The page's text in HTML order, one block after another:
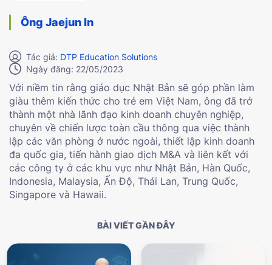
Ông Jaejun In
Tác giả: DTP Education Solutions
Ngày đăng: 22/05/2023
Với niềm tin rằng giáo dục Nhật Bản sẽ góp phần làm
giàu thêm kiến thức cho trẻ em Việt Nam, ông đã trở
thành một nhà lãnh đạo kinh doanh chuyên nghiệp,
chuyên về chiến lược toàn cầu thông qua việc thành
lập các văn phòng ở nước ngoài, thiết lập kinh doanh
đa quốc gia, tiến hành giao dịch M&A và liên kết với
các công ty ở các khu vực như Nhật Bản, Hàn Quốc,
Indonesia, Malaysia, Ấn Độ, Thái Lan, Trung Quốc,
Singapore và Hawaii.
BÀI VIẾT GẦN ĐÂY